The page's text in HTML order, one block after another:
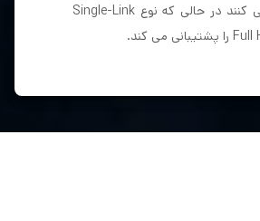
را پشتیبانی می کنند در حالی که نوع Single-Link